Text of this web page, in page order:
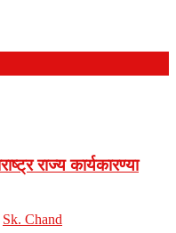
राज्य कार्यकारण्या
Sk. Chand